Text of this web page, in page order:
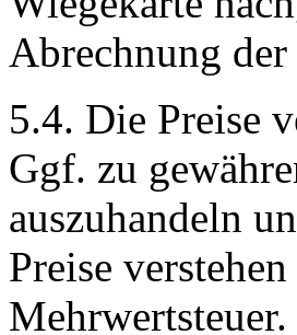
Abrechnung
5.4. Die Preise
Ggf. zu
auszuhandeln
Preise
Mehrwertsteuer.